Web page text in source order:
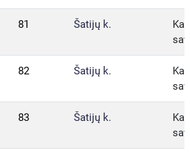
81 Šatijų k.
82 Šatijų k.
83 Šatijų k.